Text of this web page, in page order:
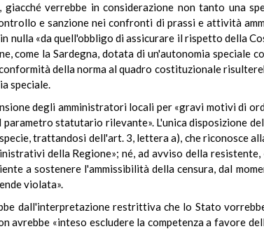
verrebbe in considerazione non tanto una
e sanzione nei confronti di prassi e attività
«da quell'obbligo di assicurare il rispetto della
come la Sardegna, dotata di un'autonomia speciale
della norma al quadro costituzionale
speciale.
degli amministratori locali per «gravi motivi di
statutario rilevante». L'unica disposizione
trattandosi dell'art. 3, lettera a), che riconosce
della Regione»; né, ad avviso della
a sostenere l'ammissibilità della censura, dal
violata».
dall'interpretazione restrittiva che lo Stato
avrebbe «inteso escludere la competenza a favore